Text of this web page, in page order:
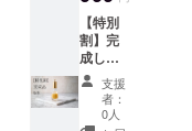
【特別
割】完
成した
商品5本
・詳
細：セ
支援
者：
0人